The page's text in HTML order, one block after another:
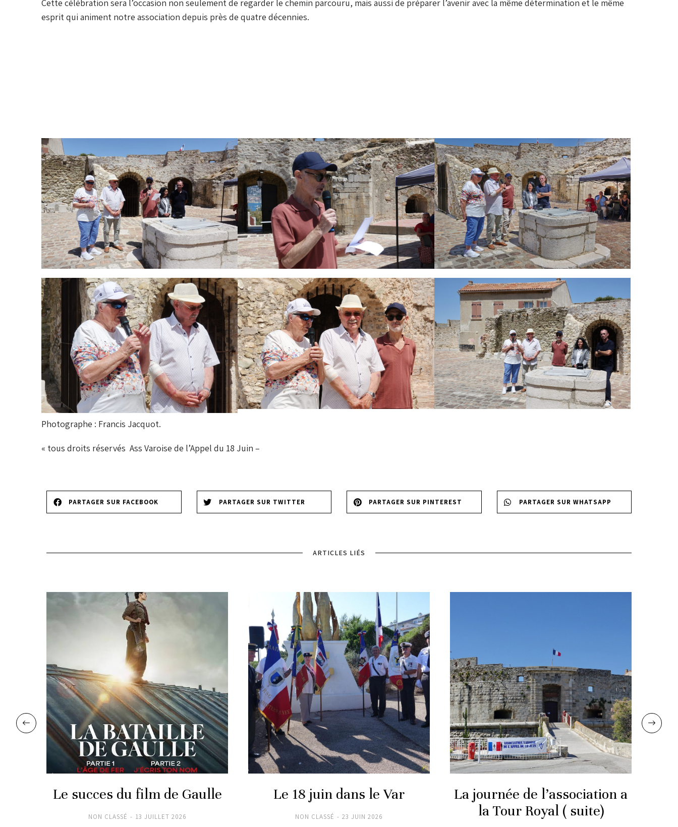
Cette célébration sera l’occasion non seulement de regarder le chemin parcouru, mais aussi de préparer l’avenir avec la même détermination et le même
esprit qui animent notre association depuis près de quatre décennies.
Photographe : Francis Jacquot.
« tous droits réservés Ass Varoise de l’Appel du 18 Juin –
PARTAGER SUR FACEBOOK PARTAGER SUR TWITTER PARTAGER SUR PINTEREST PARTAGER SUR WHATSAPP
ARTICLES LIÉS
Le succes du film de Gaulle
NON CLASSÉ 13 JUILLET 2026
Le 18 juin dans le Var
NON CLASSÉ 23 JUIN 2026
La journée de l’association a
la Tour Royal ( suite)